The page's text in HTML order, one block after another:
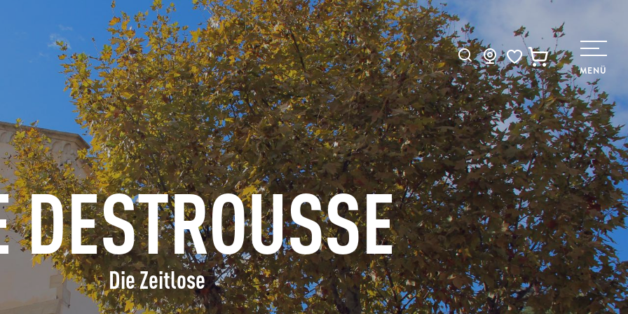
Voir les favoris
Suche MENÜ
BUCHEN
GRUPPEN
FACHLEUTE
DE
DESTROUSSE
Die Zeitlose